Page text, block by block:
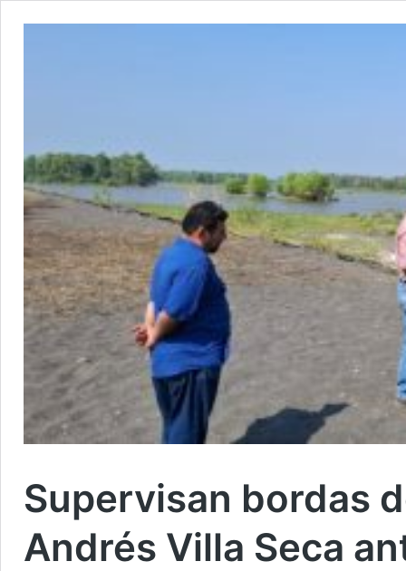
Supervisan bordas
Andrés Villa Seca